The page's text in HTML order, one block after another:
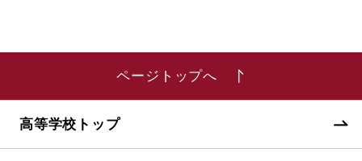
ページトップへ
高等学校トップ